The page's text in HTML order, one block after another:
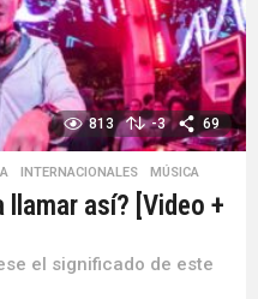
o
813 -3 69
INTERNACIONALES ,MÚSICA
así? [Video +
el significado de este